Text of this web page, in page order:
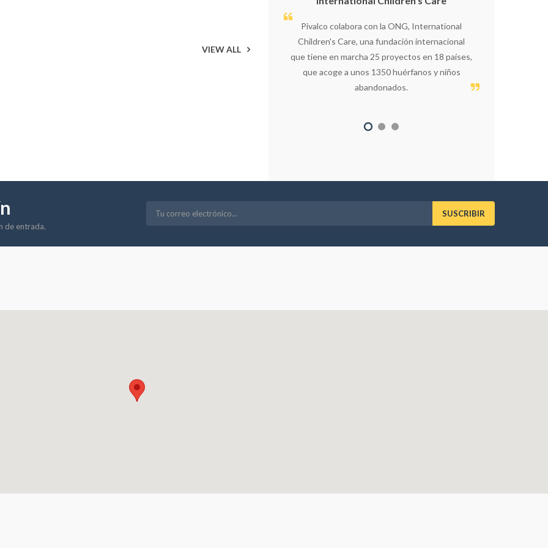
VIEW ALL
Pivalco colabora con la ONG, International
Children's Care, una fundación internacional
que tiene en marcha 25 proyectos en 18 países,
que acoge a unos 1350 huérfanos y niños
abandonados.
de entrada.
SUSCRIBIR